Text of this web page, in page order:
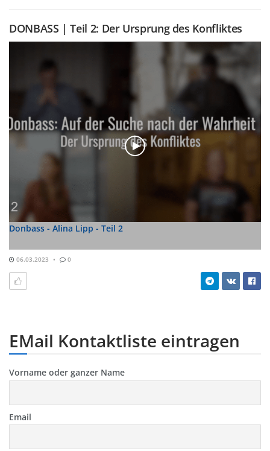
DONBASS | Teil 2: Der Ursprung des Konfliktes
Donbass - Alina Lipp - Teil 2
06.03.2023 0
EMail Kontaktliste eintragen
Vorname oder ganzer Name
Email